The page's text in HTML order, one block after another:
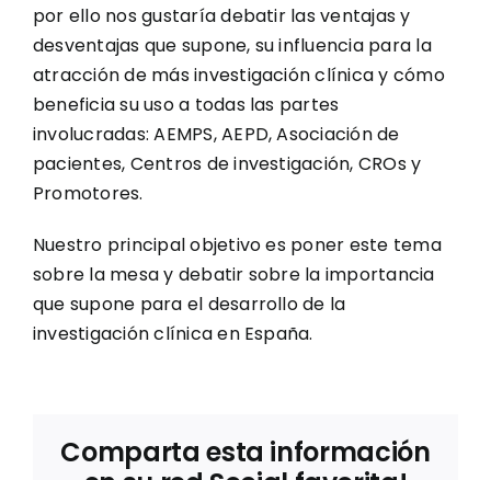
por ello nos gustaría debatir las ventajas y
desventajas que supone, su influencia para la
atracción de más investigación clínica y cómo
beneficia su uso a todas las partes
involucradas: AEMPS, AEPD, Asociación de
pacientes, Centros de investigación, CROs y
Promotores.
Nuestro principal objetivo es poner este tema
sobre la mesa y debatir sobre la importancia
que supone para el desarrollo de la
investigación clínica en España.
Comparta esta información